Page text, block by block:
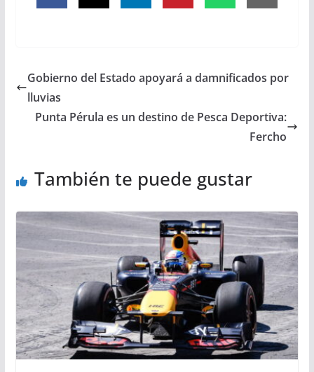
Gobierno del Estado apoyará a damnificados por
lluvias
Punta Pérula es un destino de Pesca Deportiva:
Fercho
También te puede gustar